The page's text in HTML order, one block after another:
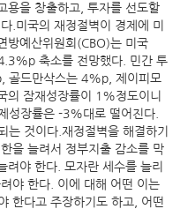
용을 창출하고, 투자를 선도할
.미국의 재정절벽이 경제에 미
방예산위원회(CBO)는 미국
축소를 전망했다. 민간 투
골드만삭스는 4%p, 제이피모
의 잠재성장률이 1%정도이니
성장률은 -3%대로 떨어진다.
는 것이다.재정절벽을 해결하기
을 늘려서 정부지출 감소를 막
려야 한다. 모자란 세수를 늘리
야 한다. 이에 대해 어떤 이는
한다고 주장하기도 하고, 어떤